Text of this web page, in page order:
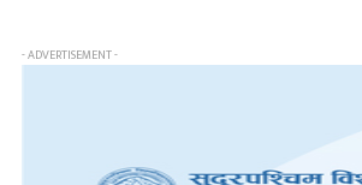
- ADVERTISEMENT -